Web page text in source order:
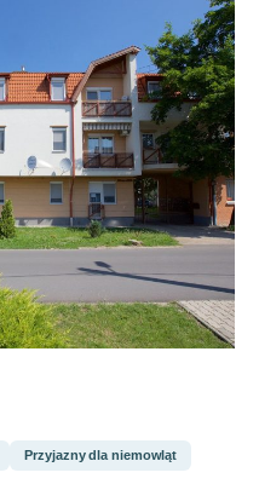
Przyjazny dla niemowląt